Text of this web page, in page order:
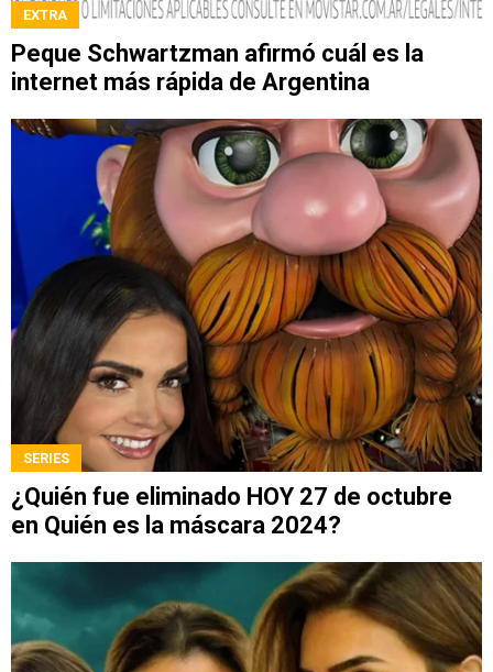
EXTRA
Peque Schwartzman afirmó cuál es la
internet más rápida de Argentina
SERIES
¿Quién fue eliminado HOY 27 de octubre
en Quién es la máscara 2024?